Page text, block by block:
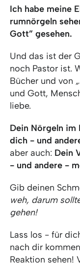
Ich habe meine
rumnörgeln
Gott” gesehen.
Und das ist der
noch Pastor ist.
Bücher und von
und Gott,
liebe.
Dein Nörgeln im
dich - und
aber auch: Dein
- und andere -
Gib deinen
weh, darum
gehen!
Lass los - für
nach dir
Reaktion sehen!